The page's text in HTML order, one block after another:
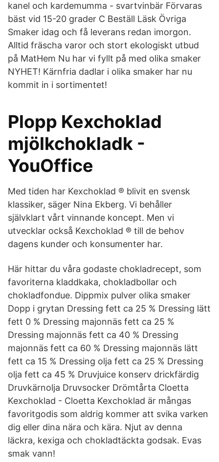
kanel och kardemumma - svartvinbär Förvaras
bäst vid 15-20 grader C Beställ Läsk Övriga
Smaker idag och få leverans redan imorgon.
Alltid fräscha varor och stort ekologiskt utbud
på MatHem Nu har vi fyllt på med olika smaker
NYHET! Kärnfria dadlar i olika smaker har nu
kommit in i sortimentet!
Plopp Kexchoklad
mjölkchokladk -
YouOffice
Med tiden har Kexchoklad ® blivit en svensk
klassiker, säger Nina Ekberg. Vi behåller
självklart vårt vinnande koncept. Men vi
utvecklar också Kexchoklad ® till de behov
dagens kunder och konsumenter har.
Här hittar du våra godaste chokladrecept, som
favoriterna kladdkaka, chokladbollar och
chokladfondue. Dippmix pulver olika smaker
Dopp i grytan Dressing fett ca 25 % Dressing lätt
fett 0 % Dressing majonnäs fett ca 25 %
Dressing majonnäs fett ca 40 % Dressing
majonnäs fett ca 60 % Dressing majonnäs lätt
fett ca 15 % Dressing olja fett ca 25 % Dressing
olja fett ca 45 % Druvjuice konserv drickfärdig
Druvkärnolja Druvsocker Drömtårta Cloetta
Kexchoklad - Cloetta Kexchoklad är mångas
favoritgodis som aldrig kommer att svika varken
dig eller dina nära och kära. Njut av denna
läckra, kexiga och chokladtäckta godsak. Evas
smak vann!